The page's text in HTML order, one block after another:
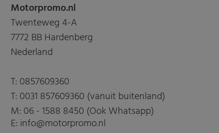
Motorpromo.nl
Twenteweg 4-A
7772 BB Hardenberg
Nederland
T: 0857609360
T: 0031 857609360 (vanuit buitenland)
M: 06 - 1588 8450 (Ook Whatsapp)
E: info@motorpromo.nl